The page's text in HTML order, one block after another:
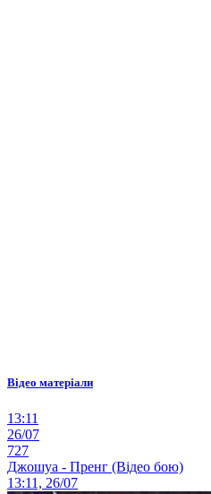
Відео матеріали
13:11
26/07
727
Джошуа - Пренг (Відео бою)
13:11, 26/07